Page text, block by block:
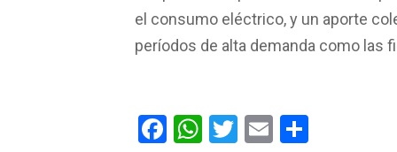
el consumo eléctrico, y un aporte
períodos de alta demanda como las
F
W
T
E